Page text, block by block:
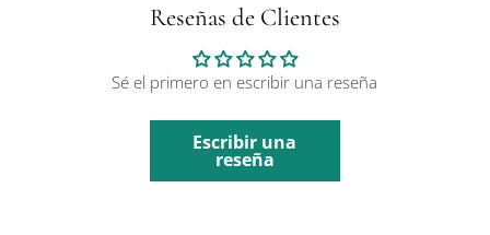
Reseñas de Clientes
Sé el primero en escribir una reseña
Escribir una
reseña